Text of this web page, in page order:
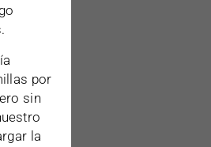
por
sin
la